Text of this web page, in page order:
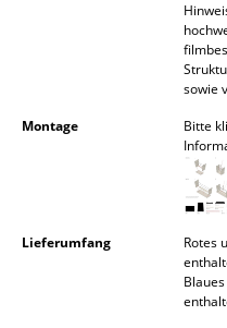
Doppelbetten
Nachttische &
sowie
Montage
Bitte
Lieferumfang
Rotes